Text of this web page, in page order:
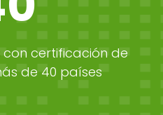
con certificación de
de 40 países